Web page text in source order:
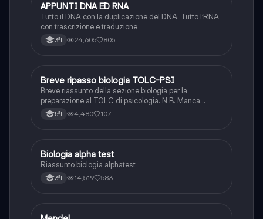
Scienze
APPUNTI DNA ED RNA
Tutto il DNA con la duplicazione del DNA. Tutto l’RNA
con trascrizione e traduzione
3ªl 24,605 805
Scienze
Breve ripasso biologia TOLC-PSI
Breve riassunto della sezione biologia per la
preparazione al TOLC di psicologia. N.B. Manca
l’ultima parte sulla genetica mendeliana
5ªl 4,480 107
Scienze
Biologia alpha test
Riassunto biologia alphatest
3ªl 14,519 583